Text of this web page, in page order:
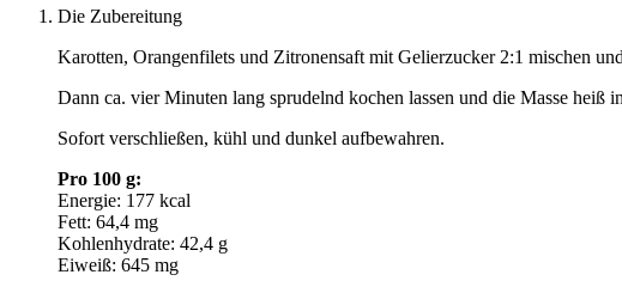
Die Zubereitung
Karotten, Orangenfilets und Zitronensaft mit Gelierzucker 2:1 mischen
Dann ca. vier Minuten lang sprudelnd kochen lassen und die Masse heiß
Sofort verschließen, kühl und dunkel aufbewahren.
Pro 100 g:
Energie: 177 kcal
Fett: 64,4 mg
Kohlenhydrate: 42,4 g
Eiweiß: 645 mg